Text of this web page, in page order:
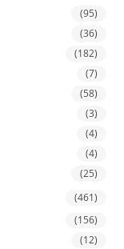
(95)
(36)
(182)
(7)
(58)
(3)
(4)
(4)
(25)
(461)
(156)
(12)